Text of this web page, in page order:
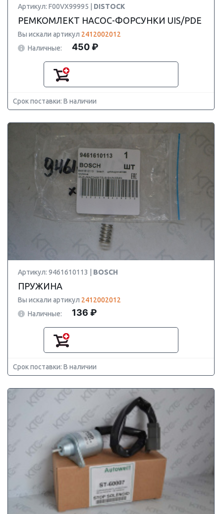
Артикул: F00VX99995 | DISTOCK
РЕМКОМЛЕКТ НАСОС-ФОРСУНКИ UIS/PDE
Вы искали артикул 2412002012
Наличные:
450 ₽
Срок поставки: В наличии
Артикул: 9461610113 | BOSCH
ПРУЖИНА
Вы искали артикул 2412002012
Наличные:
136 ₽
Срок поставки: В наличии